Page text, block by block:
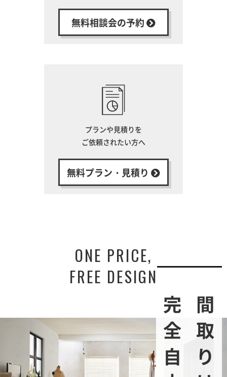
無料相談会の予約
プランや見積りを
ご依頼されたい方へ
無料プラン・見積り
ONE PRICE,
FREE DESIGN
間取りは